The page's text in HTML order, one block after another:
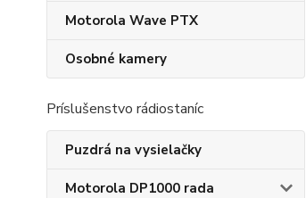
Motorola Wave PTX
Osobné kamery
Príslušenstvo rádiostaníc
Puzdrá na vysielačky
Motorola DP1000 rada